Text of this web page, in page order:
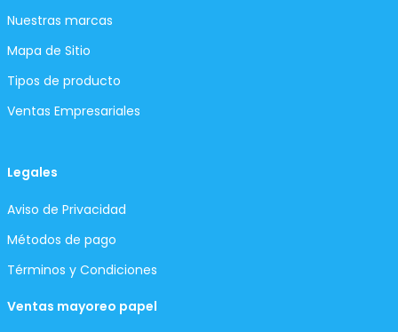
Nuestras marcas
Mapa de Sitio
Tipos de producto
Ventas Empresariales
Legales
Aviso de Privacidad
Métodos de pago
Términos y Condiciones
Ventas mayoreo papel